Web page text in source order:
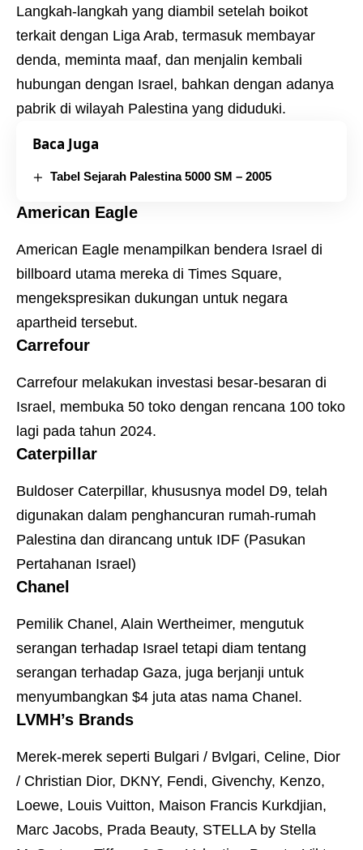
Langkah-langkah yang diambil setelah boikot
terkait dengan Liga Arab, termasuk membayar
denda, meminta maaf, dan menjalin kembali
hubungan dengan Israel, bahkan dengan adanya
pabrik di wilayah Palestina yang diduduki.
Baca Juga
Tabel Sejarah Palestina 5000 SM – 2005
American Eagle
American Eagle menampilkan bendera Israel di
billboard utama mereka di Times Square,
mengekspresikan dukungan untuk negara
apartheid tersebut.
Carrefour
Carrefour melakukan investasi besar-besaran di
Israel, membuka 50 toko dengan rencana 100 toko
lagi pada tahun 2024.
Caterpillar
Buldoser Caterpillar, khususnya model D9, telah
digunakan dalam penghancuran rumah-rumah
Palestina dan dirancang untuk IDF (Pasukan
Pertahanan Israel)
Chanel
Pemilik Chanel, Alain Wertheimer, mengutuk
serangan terhadap Israel tetapi diam tentang
serangan terhadap Gaza, juga berjanji untuk
menyumbangkan $4 juta atas nama Chanel.
LVMH’s Brands
Merek-merek seperti Bulgari / Bvlgari, Celine, Dior
/ Christian Dior, DKNY, Fendi, Givenchy, Kenzo,
Loewe, Louis Vuitton, Maison Francis Kurkdjian,
Marc Jacobs, Prada Beauty, STELLA by Stella